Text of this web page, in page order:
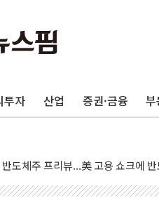
투자 산업 증권·금융
출항 '하르그섬', 최근 1주일 이상
장중 급등…시장은 "또 개입했나"
고용 쇼크에 금리 인상 우려 후퇴
2만3000명 감소 '쇼크'…9월 금리